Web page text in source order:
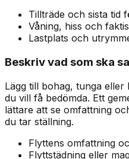
Tillträde och sista tid
Våning, hiss och
Lastplats och
Beskriv vad som ska
Lägg till bohag, tunga
du vill få bedömda. Ett
lättare att se omfattning
du tar ställning.
Flyttens omfattning
Flyttstädning eller